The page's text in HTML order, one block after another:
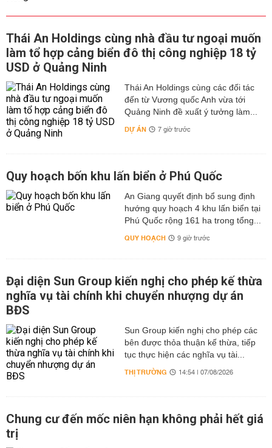
Thái An Holdings cùng nhà đầu tư ngoại muốn
làm tổ hợp cảng biển đô thị công nghiệp 18 tỷ
USD ở Quảng Ninh
Thái An Holdings cùng các đối tác
đến từ Vương quốc Anh vừa tới
Quảng Ninh đề xuất ý tưởng làm...
DỰ ÁN 7 giờ trước
Quy hoạch bốn khu lấn biển ở Phú Quốc
An Giang quyết định bổ sung định
hướng quy hoạch 4 khu lấn biển tại
Phú Quốc rộng 161 ha trong tổng...
QUY HOẠCH 9 giờ trước
Đại diện Sun Group kiến nghị cho phép kế thừa
nghĩa vụ tài chính khi chuyển nhượng dự án
BĐS
Sun Group kiến nghị cho phép các
bên được thỏa thuận kế thừa, tiếp
tục thực hiện các nghĩa vụ tài...
THỊ TRƯỜNG 14:54 | 07/08/2026
Chung cư đến mốc niên hạn không phải hết giá
trị